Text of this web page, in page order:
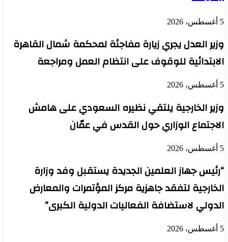
5 أغسطس، 2026
وزير العدل يجري زيارة مفاجئة لمحكمة شمال القاهرة
الابتدائية للوقوف على انتظام العمل ومراجعة
5 أغسطس، 2026
وزير الخارجية يلتقي نظيره السعودي على هامش
الاجتماع الوزاري حول القدس في عمّان
5 أغسطس، 2026
“رئيس جهاز العلمين الجديدة يستقبل وفد وزارة
الخارجية لتفقد جاهزية مركز المؤتمرات والمعارض
الدولي لاستضافة الفعاليات الدولية الكبرى”
5 أغسطس، 2026